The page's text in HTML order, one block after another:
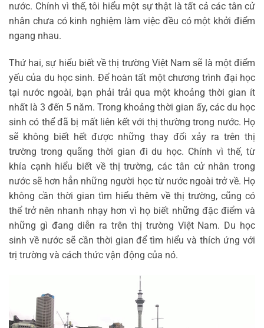
nước. Chính vì thế, tôi hiểu một sự thật là tất cả các tân cử
nhân chưa có kinh nghiệm làm việc đều có một khởi điểm
ngang nhau.
Thứ hai, sự hiểu biết về thị trường Việt Nam sẽ là một điểm
yếu của du học sinh. Để hoàn tất một chương trình đại học
tại nước ngoài, bạn phải trải qua một khoảng thời gian ít
nhất là 3 đến 5 năm. Trong khoảng thời gian ấy, các du học
sinh có thể đã bị mất liên kết với thị thường trong nước. Họ
sẽ không biết hết được những thay đổi xảy ra trên thị
trường trong quãng thời gian đi du học. Chính vì thế, từ
khía cạnh hiểu biết về thị trường, các tân cử nhân trong
nước sẽ hơn hẳn những người học từ nước ngoài trở về. Họ
không cần thời gian tìm hiểu thêm về thị trường, cũng có
thể trở nên nhanh nhạy hơn vì họ biết những đặc điểm và
những gì đang diễn ra trên thị trường Việt Nam. Du học
sinh về nước sẽ cần thời gian để tìm hiểu và thích ứng với
trị trường và cách thức vận động của nó.